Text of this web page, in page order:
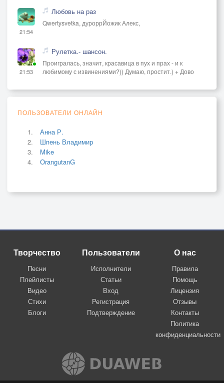
21:54
Любовь на раз
Qwertysvetka, дуроррЙожик Алекс,
21:53
Рулетка.- шансон.
Проигралась, значит, красавица в пух и прах - и к
любимому с извинениями?)) Думаю, простит.) + Дово
ПОЛЬЗОВАТЕЛИ ОНЛАЙН
Анна Р.
Шпень Владимир
Mike
OrangutanG
Творчество
Песни
Плейлисты
Видео
Стихи
Блоги
Пользователи
Исполнители
Статьи
Вход
Регистрация
Подтверждение
О нас
Правила
Помощь
Лицензия
Отзывы
Контакты
Политика
конфиденциальности